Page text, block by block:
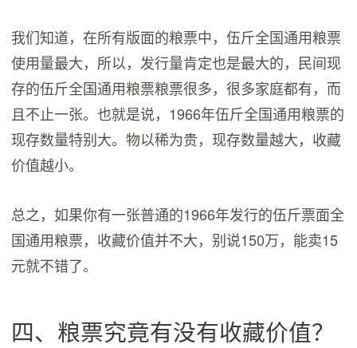
我们知道，在所有版面的粮票中，伍斤全国通用粮票
使用量最大，所以，发行量肯定也是最大的，民间现
存的伍斤全国通用粮票粮票很多，很多家庭都有，而
且不止一张。也就是说，1966年伍斤全国通用粮票的
现存数量特别大。物以稀为贵，现存数量越大，收藏
价值越小。
总之，如果你有一张普通的1966年发行的伍斤票面全
国通用粮票，收藏价值并不大，别说150万，能卖15
元就不错了。
四、粮票究竟有没有收藏价值？